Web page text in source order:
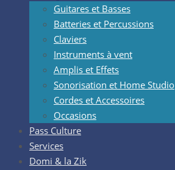
Guitares et Basses
Batteries et Percussions
Claviers
Instruments à vent
Amplis et Effets
Sonorisation et Home Studio
Cordes et Accessoires
Occasions
Pass Culture
Services
Domi & la Zik